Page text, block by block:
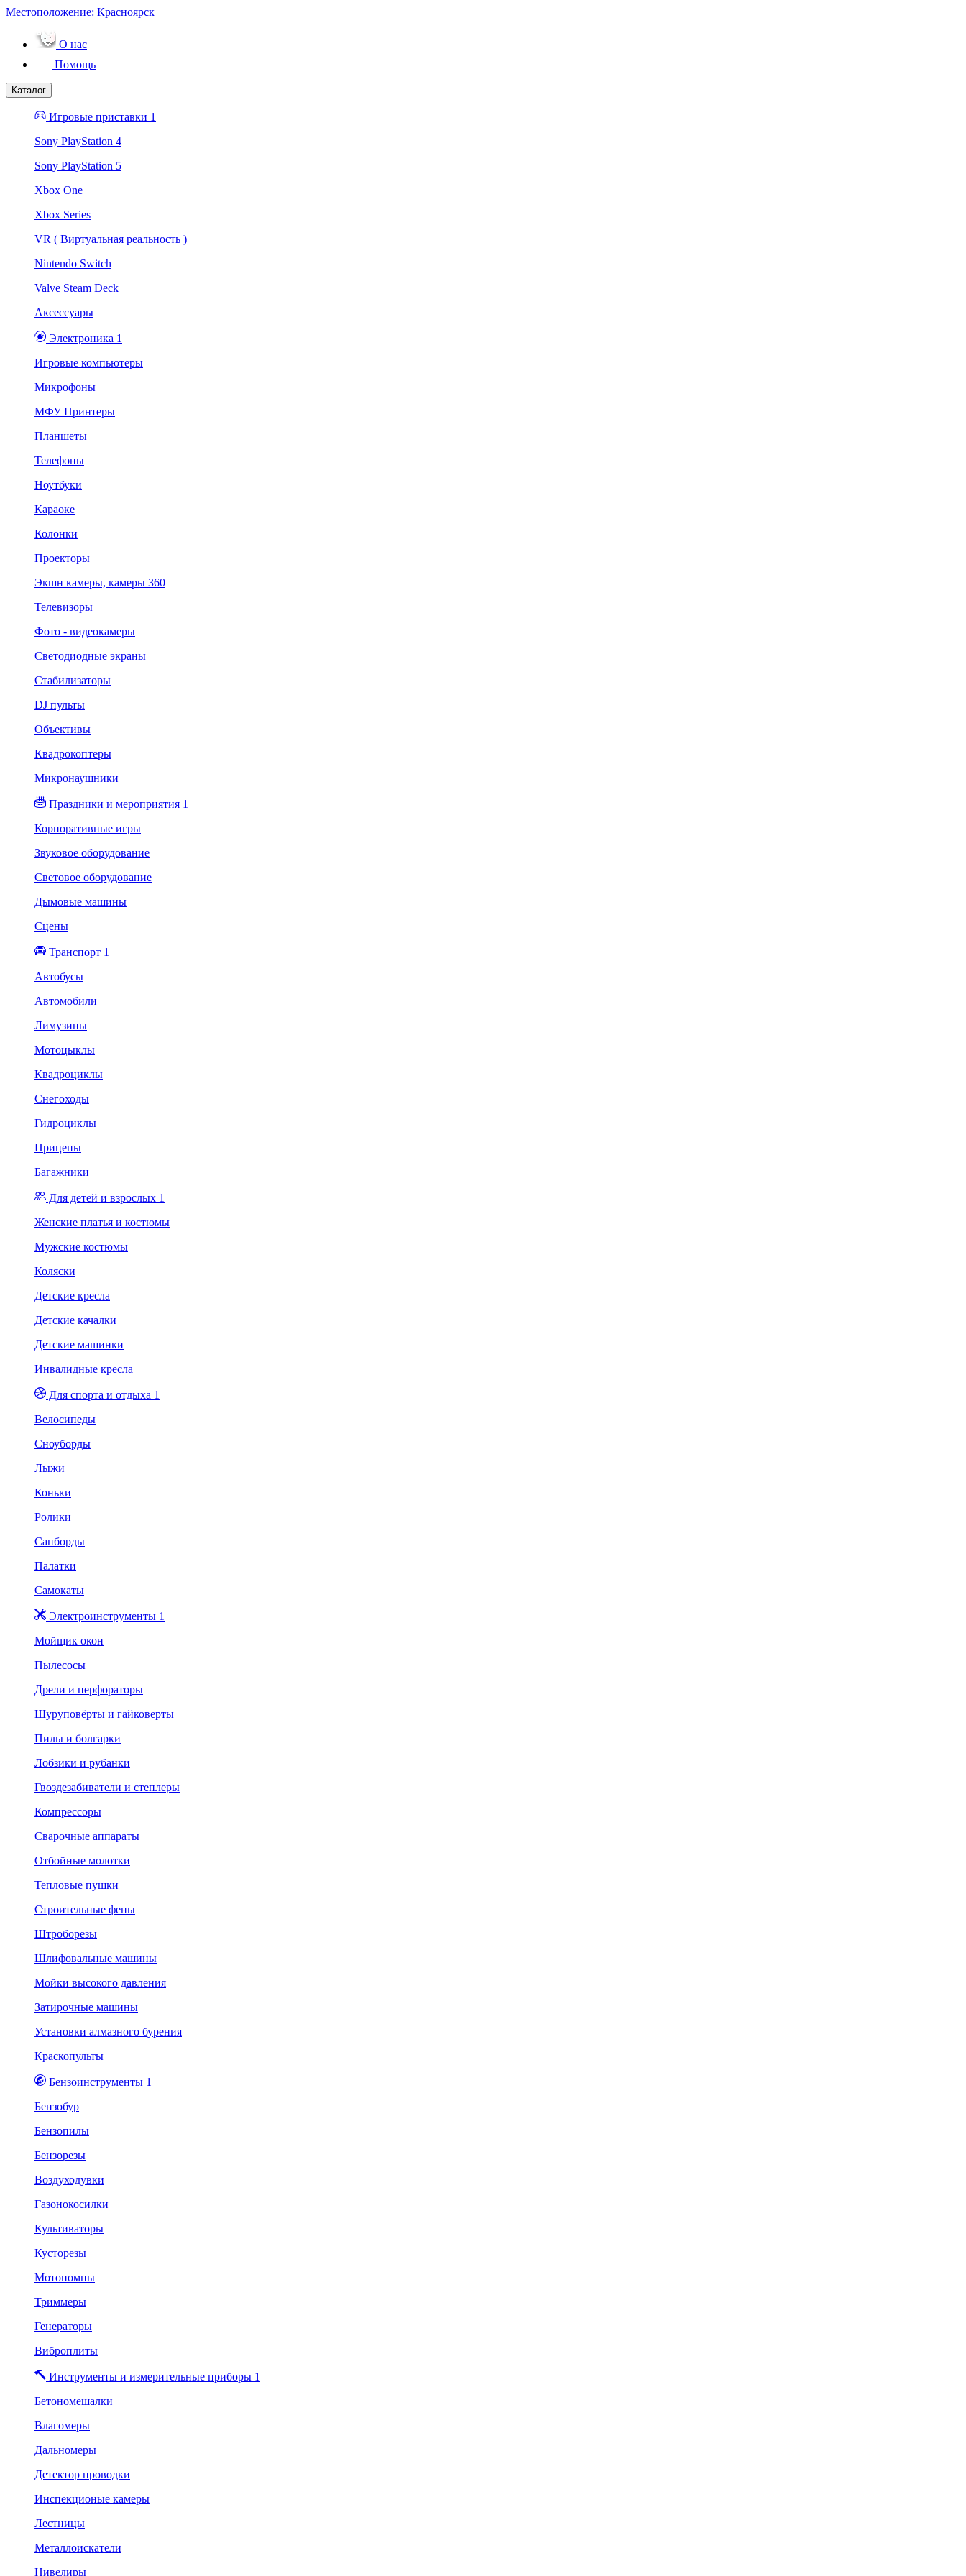
Местоположение: Красноярск
О нас
Помощь
Каталог
Игровые приставки 1
Sony PlayStation 4
Sony PlayStation 5
Xbox One
Xbox Series
VR ( Виртуальная реальность )
Nintendo Switch
Valve Steam Deck
Аксессуары
Электроника 1
Игровые компьютеры
Микрофоны
МФУ Принтеры
Планшеты
Телефоны
Ноутбуки
Караоке
Колонки
Проекторы
Экшн камеры, камеры 360
Телевизоры
Фото - видеокамеры
Светодиодные экраны
Стабилизаторы
DJ пульты
Объективы
Квадрокоптеры
Микронаушники
Праздники и мероприятия 1
Корпоративные игры
Звуковое оборудование
Световое оборудование
Дымовые машины
Сцены
Транспорт 1
Автобусы
Автомобили
Лимузины
Мотоцыклы
Квадроциклы
Снегоходы
Гидроциклы
Прицепы
Багажники
Для детей и взрослых 1
Женские платья и костюмы
Мужские костюмы
Коляски
Детские кресла
Детские качалки
Детские машинки
Инвалидные кресла
Для спорта и отдыха 1
Велосипеды
Сноуборды
Лыжи
Коньки
Ролики
Сапборды
Палатки
Самокаты
Электроинструменты 1
Мойщик окон
Пылесосы
Дрели и перфораторы
Шуруповёрты и гайковерты
Пилы и болгарки
Лобзики и рубанки
Гвоздезабиватели и степлеры
Компрессоры
Сварочные аппараты
Отбойные молотки
Тепловые пушки
Строительные фены
Штроборезы
Шлифовальные машины
Мойки высокого давления
Затирочные машины
Установки алмазного бурения
Краскопульты
Бензоинструменты 1
Бензобур
Бензопилы
Бензорезы
Воздуходувки
Газонокосилки
Культиваторы
Кусторезы
Мотопомпы
Триммеры
Генераторы
Виброплиты
Инструменты и измерительные приборы 1
Бетономешалки
Влагомеры
Дальномеры
Детектор проводки
Инспекционые камеры
Лестницы
Металлоискатели
Нивелиры